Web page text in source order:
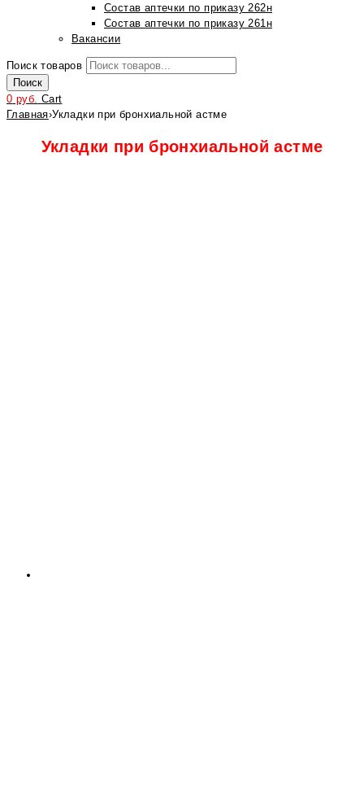
Состав аптечки по приказу 262н
Состав аптечки по приказу 261н
Вакансии
Поиск товаров
Поиск
0 руб. Cart
Главная›Укладки при бронхиальной астме
Укладки при бронхиальной астме